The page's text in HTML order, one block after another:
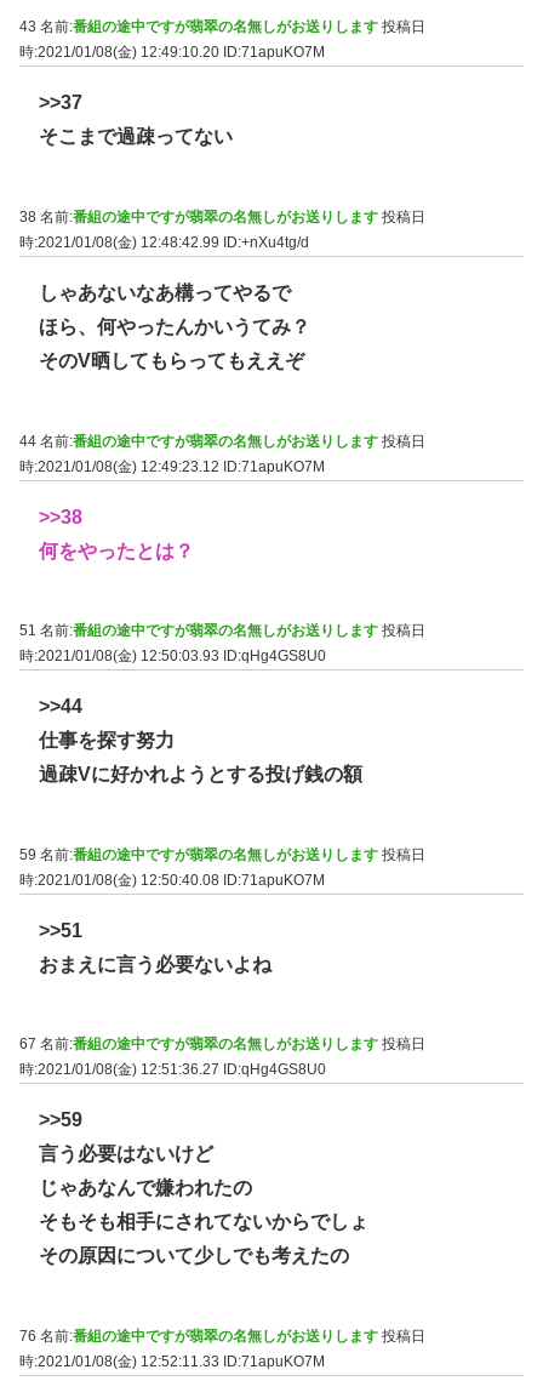
43 名前:番組の途中ですが翡翠の名無しがお送りします 投稿日
時:2021/01/08(金) 12:49:10.20 ID:71apuKO7M
>>37
そこまで過疎ってない
38 名前:番組の途中ですが翡翠の名無しがお送りします 投稿日
時:2021/01/08(金) 12:48:42.99
ID:+nXu4tg/d
しゃあないなあ構ってやるで
ほら、何やったんかいうてみ？
そのV晒してもらってもええぞ
44 名前:番組の途中ですが翡翠の名無しがお送りします 投稿日
時:2021/01/08(金) 12:49:23.12 ID:71apuKO7M
>>38
何をやったとは？
51 名前:番組の途中ですが翡翠の名無しがお送りします 投稿日
時:2021/01/08(金) 12:50:03.93
ID:qHg4GS8U0
>>44
仕事を探す努力
過疎Vに好かれようとする投げ銭の額
59 名前:番組の途中ですが翡翠の名無しがお送りします 投稿日
時:2021/01/08(金) 12:50:40.08 ID:71apuKO7M
>>51
おまえに言う必要ないよね
67 名前:番組の途中ですが翡翠の名無しがお送りします 投稿日
時:2021/01/08(金) 12:51:36.27
ID:qHg4GS8U0
>>59
言う必要はないけど
じゃあなんで嫌われたの
そもそも相手にされてないからでしょ
その原因について少しでも考えたの
76 名前:番組の途中ですが翡翠の名無しがお送りします 投稿日
時:2021/01/08(金) 12:52:11.33 ID:71apuKO7M